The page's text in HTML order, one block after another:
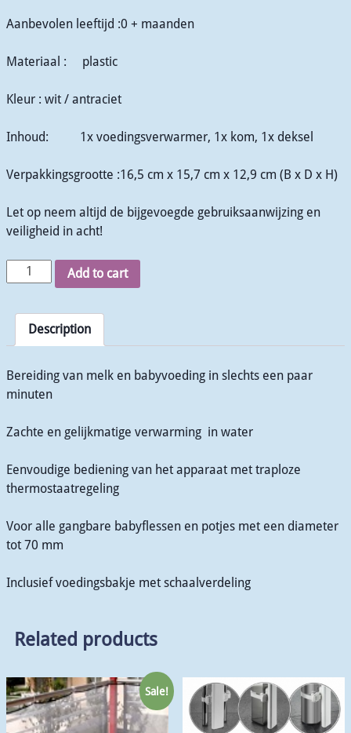
Aanbevolen leeftijd :0 + maanden
Materiaal : plastic
Kleur : wit / antraciet
Inhoud: 1x voedingsverwarmer, 1x kom, 1x deksel
Verpakkingsgrootte :16,5 cm x 15,7 cm x 12,9 cm (B x D x H)
Let op neem altijd de bijgevoegde gebruiksaanwijzing en
veiligheid in acht!
Add to cart
Description
Bereiding van melk en babyvoeding in slechts een paar
minuten
Zachte en gelijkmatige verwarming in water
Eenvoudige bediening van het apparaat met traploze
thermostaatregeling
Voor alle gangbare babyflessen en potjes met een diameter
tot 70 mm
Inclusief voedingsbakje met schaalverdeling
Related products
Sale!